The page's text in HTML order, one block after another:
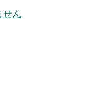
せん